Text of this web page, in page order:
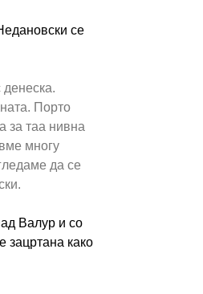
се
Порто
за таа нивна
многу
да се
Валур и со
зацртана како